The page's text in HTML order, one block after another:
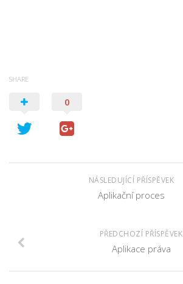
SHARE
0
NÁSLEDUJÍCÍ PŘÍSPĚVEK
Aplikační proces
PŘEDCHOZÍ PŘÍSPĚVEK
Aplikace práva